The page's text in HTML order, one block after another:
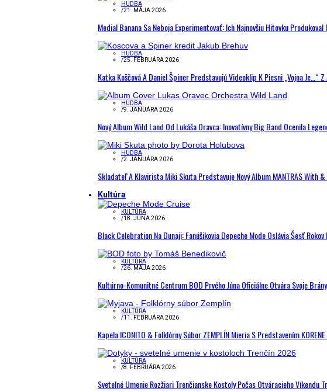
HUDBA
/21. MÁJA 2026
Medial Banana Sa Neboja Experimentovať: Ich Najnovšiu Hitovku
HUDBA
/25. FEBRUÁRA 2026
Katka Koščová A Daniel Špiner Predstavujú Videoklip K Piesni „Vojna Je…“
HUDBA
/9. JANUÁRA 2026
Nový Album Wild Land Od Lukáša Oravca: Inovatívny Big Band Ocenila
HUDBA
/2. JANUÁRA 2026
Skladateľ A Klavirista Miki Skuta Predstavuje Nový Album MANTRAS With
Kultúra
KULTÚRA
/18. JÚNA 2026
Black Celebration Na Dunaji: Fanúšikovia Depeche Mode Oslávia Šesť
KULTÚRA
/26. MÁJA 2026
Kultúrno-Komunitné Centrum BOD Prvého Júna Oficiálne Otvára Svoje Brány
KULTÚRA
/11. FEBRUÁRA 2026
Kapela ICONITO & Folklórny Súbor ZEMPLÍN Mieria S Predstavením
KULTÚRA
/8. FEBRUÁRA 2026
Svetelné Umenie Rozžiari Trenčianske Kostoly Počas Otváracieho Víkendu